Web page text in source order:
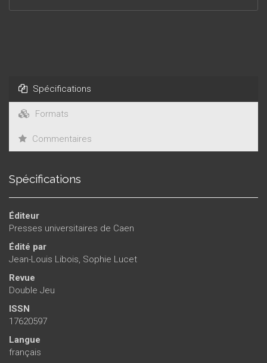
Spécifications
Formats
Commentaires
Spécifications
Éditeur
Presses universitaires de Caen
Édité par
Jean-Louis Libois Sophie Lucet
Revue
Double Jeu
ISSN
17620597
Langue
français